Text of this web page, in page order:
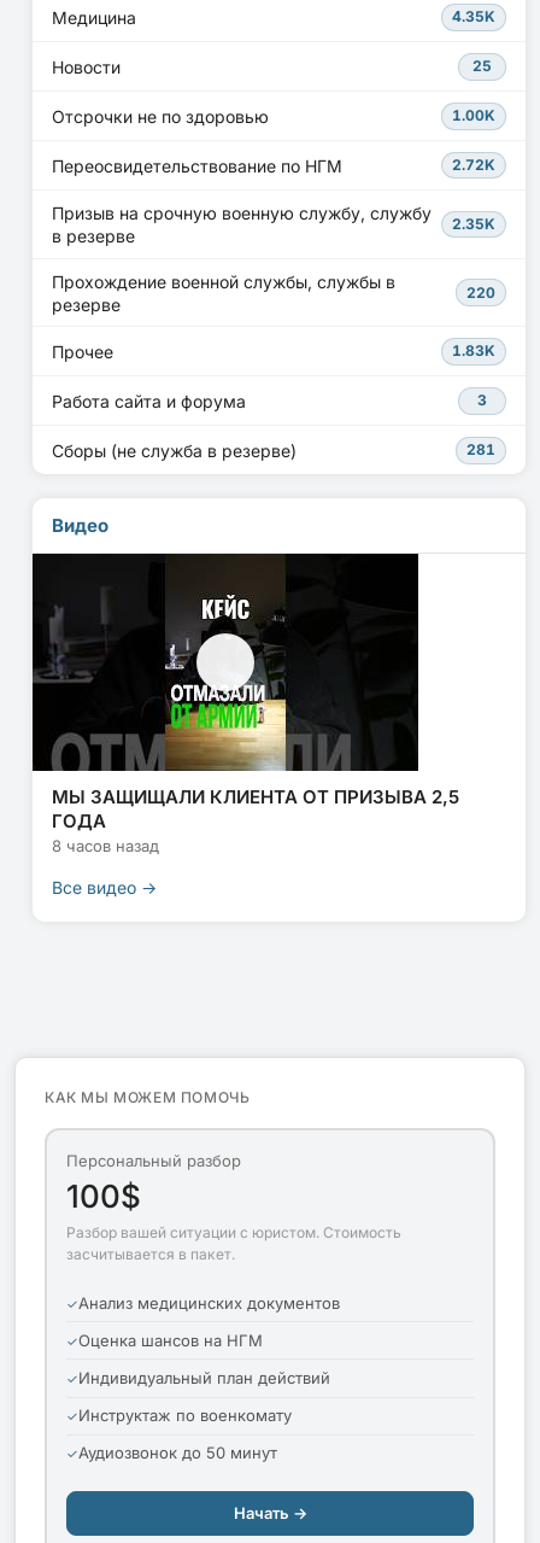
Медицина 4.35K
Новости 25
Отсрочки не по здоровью 1.00K
Переосвидетельствование по НГМ 2.72K
Призыв на срочную военную службу, службу
в резерве
2.35K
Прохождение военной службы, службы в
резерве
220
Прочее 1.83K
Работа сайта и форума 3
Сборы (не служба в резерве) 281
Видео
МЫ ЗАЩИЩАЛИ КЛИЕНТА ОТ ПРИЗЫВА 2,5
ГОДА
8 часов назад
Все видео →
КАК МЫ МОЖЕМ ПОМОЧЬ
Персональный разбор
100$
Разбор вашей ситуации с юристом. Стоимость
засчитывается в пакет.
Анализ медицинских документов
Оценка шансов на НГМ
Индивидуальный план действий
Инструктаж по военкомату
Аудиозвонок до 50 минут
Начать →